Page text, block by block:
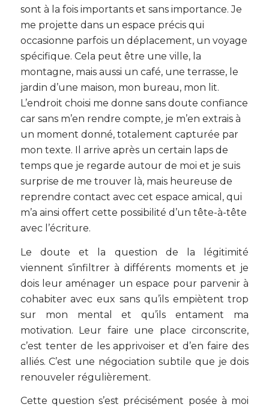
sont à la fois importants et sans importance. Je
me projette dans un espace précis qui
occasionne parfois un déplacement, un voyage
spécifique. Cela peut être une ville, la
montagne, mais aussi un café, une terrasse, le
jardin d’une maison, mon bureau, mon lit.
L’endroit choisi me donne sans doute confiance
car sans m’en rendre compte, je m’en extrais à
un moment donné, totalement capturée par
mon texte. Il arrive après un certain laps de
temps que je regarde autour de moi et je suis
surprise de me trouver là, mais heureuse de
reprendre contact avec cet espace amical, qui
m’a ainsi offert cette possibilité d’un tête-à-tête
avec l’écriture.
Le doute et la question de la légitimité
viennent s’infiltrer à différents moments et je
dois leur aménager un espace pour parvenir à
cohabiter avec eux sans qu’ils empiètent trop
sur mon mental et qu’ils entament ma
motivation. Leur faire une place circonscrite,
c’est tenter de les apprivoiser et d’en faire des
alliés. C’est une négociation subtile que je dois
renouveler régulièrement.
Cette question s’est précisément posée à moi